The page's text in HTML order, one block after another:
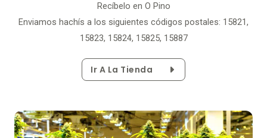
Recíbelo en O Pino
Enviamos hachís a los siguientes códigos postales: 15821,
15823, 15824, 15825, 15887
Ir A La Tienda